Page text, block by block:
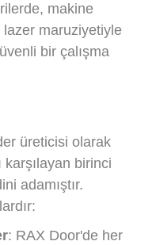
makine
lazer maruziyetiyle
bir çalışma
üreticisi olarak
karşılayan birinci
adamıştır.
: RAX Door'de her